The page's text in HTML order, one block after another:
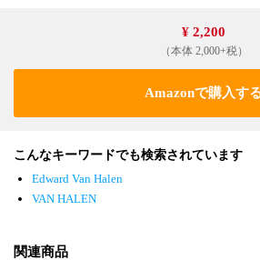
¥ 2,200
（本体 2,000+税）
Amazonで購入す
こんなキーワードでも検索されています
Edward Van Halen
VAN HALEN
関連商品